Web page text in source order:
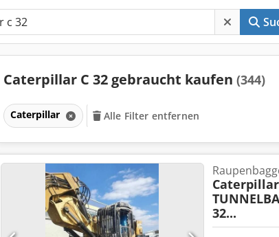
Caterpillar C 32 gebraucht kaufen (344)
Caterpillar Alle Filter entfernen
Caterpillar
32...